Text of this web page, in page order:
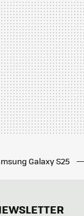
Galaxy S25